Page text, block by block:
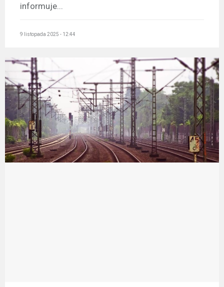
informuje...
9 listopada 2025 - 12:44